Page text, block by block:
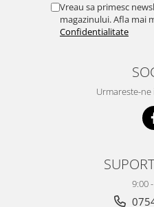
Vreau sa primesc
magazinului. Afla mai
Confidentialitate
Urmareste-
9:00